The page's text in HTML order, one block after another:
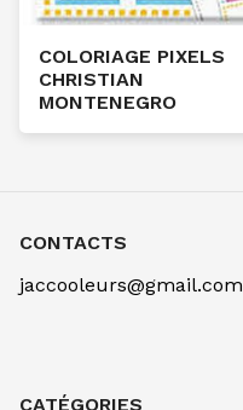
COLORIAGE PIXELS
CHRISTIAN
MONTENEGRO
CONTACTS
jaccooleurs@gmail.com
CATÉGORIES